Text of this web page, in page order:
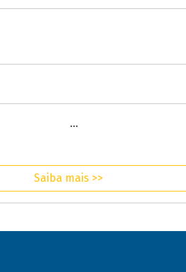
Saiba mais >>